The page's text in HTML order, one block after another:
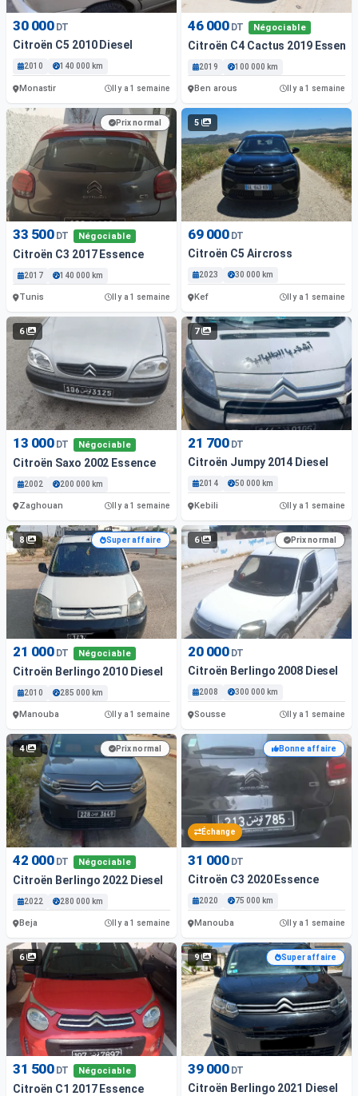
30 000 DT
Citroën C5 2010 Diesel
2010 140 000 km
Monastir Il y a 1 semaine
46 000 DT Négociable
Citroën C4 Cactus 2019 Essence
2019 100 000 km
Ben arous Il y a 1 semaine
Prix normal
33 500 DT Négociable
Citroën C3 2017 Essence
2017 140 000 km
Tunis Il y a 1 semaine
5
69 000 DT
Citroën C5 Aircross
2023 30 000 km
Kef Il y a 1 semaine
6
13 000 DT Négociable
Citroën Saxo 2002 Essence
2002 200 000 km
Zaghouan Il y a 1 semaine
7
21 700 DT
Citroën Jumpy 2014 Diesel
2014 50 000 km
Kebili Il y a 1 semaine
8 Super affaire
21 000 DT Négociable
Citroën Berlingo 2010 Diesel
2010 285 000 km
Manouba Il y a 1 semaine
6 Prix normal
20 000 DT
Citroën Berlingo 2008 Diesel
2008 300 000 km
Sousse Il y a 1 semaine
4 Prix normal
42 000 DT Négociable
Citroën Berlingo 2022 Diesel
2022 280 000 km
Beja Il y a 1 semaine
Échange
Bonne affaire
31 000 DT
Citroën C3 2020 Essence
2020 75 000 km
Manouba Il y a 1 semaine
6
31 500 DT Négociable
Citroën C1 2017 Essence
9 Super affaire
39 000 DT
Citroën Berlingo 2021 Diesel